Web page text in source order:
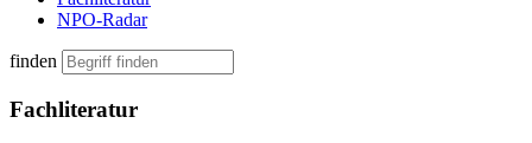
NPO-Radar
finden
Fachliteratur